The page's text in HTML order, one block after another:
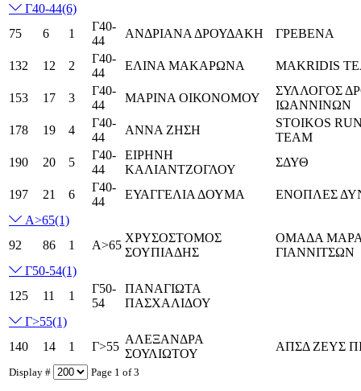
Display # Page 1 of 3
Γ40-44(6)
75
6 1
Γ40-
44
ΑΝΔΡΙΑΝΑ ΔΡΟΥΔΑΚΗ ΓΡΕΒΕΝΑ
132 12 2
Γ40-
44
ΕΛΙΝΑ ΜΑΚΑΡΩΝΑ MAKRIDIS
153 17 3
Γ40-
44
ΜΑΡΙΝΑ ΟΙΚΟΝΟΜΟΥ
ΣΥΛΛΟΓΟΣ
ΙΩΑΝΝΙΝΩΝ
178
19 4
Γ40-
44
ΑΝΝΑ ΖΗΣΗ
STOIKOS
TEAM
190
20 5
Γ40-
44
ΕΙΡΗΝΗ
ΚΑΛΙΑΝΤΖΟΓΛΟΥ
ΣΔΥΘ
197 21 6
Γ40-
44
ΕΥΑΓΓΕΛΙΑ ΔΟΥΜΑ
ΕΝΟΠΛΕΣ
Α>65(1)
92
86 1 Α>65
ΧΡΥΣΟΣΤΟΜΟΣ
ΣΟΥΠΙΑΔΗΣ
ΟΜΑΔΑ
ΓΙΑΝΝΙΤΣΩΝ
Γ50-54(1)
125
11 1
Γ50-
54
ΠΑΝΑΓΙΩΤΑ
ΠΑΣΧΑΛΙΔΟΥ
Γ>55(1)
140
14 1 Γ>55
ΑΛΕΞΑΝΔΡΑ
ΣΟΥΛΙΩΤΟΥ
ΑΠΣΔ ΖΕΥΣ